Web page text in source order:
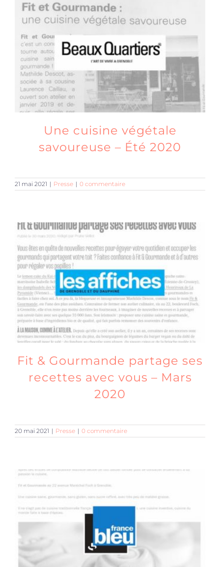
Une cuisine végétale
savoureuse – Été 2020
21 mai 2021 | Presse | 0 commentaire
Fit & Gourmande partage ses
recettes avec vous – Mars
2020
20 mai 2021 | Presse | 0 commentaire